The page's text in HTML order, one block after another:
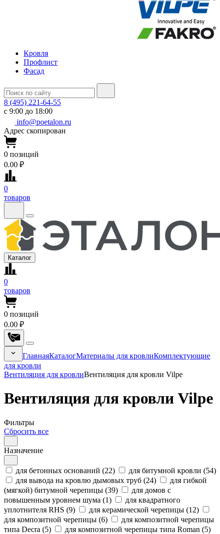
Кровля
Профлист
Фасад
8 (495) 221-64-55
с 9:00 до 18:00
info@poetalon.ru
Адрес скопирован
0 позиций
0.00 ₽
0
товаров
Каталог
0
товаров
0 позиций
0.00 ₽
ГлавнаяКаталогМатериалы для кровлиКомплектующие
для кровли
Вентиляция для кровлиВентиляция для кровли Vilpe
Вентиляция для кровли Vilpe
Фильтры
Сбросить все
Назначение
для бетонных оснований (22)
для битумной кровли (54)
для вывода на кровлю дымовых труб (24)
для гибкой
(мягкой) битумной черепицы (39)
для домов с
повышенным уровнем шума (1)
для квадратного
уплотнителя RHS (9)
для керамической черепицы (12)
для композитной черепицы (6)
для композитной черепицы
типа Decra (5)
для композитной черепицы типа Roman (5)